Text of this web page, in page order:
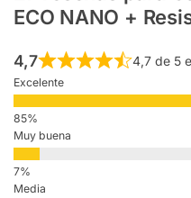
ECO NANO +
4,7 4,7 de 5
Excelente
Muy buena
Media